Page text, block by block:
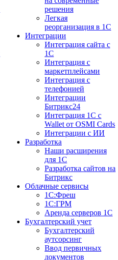
решения
Легкая
реорганизация в 1С
Интеграции
Интеграция сайта с
1С
Интеграция с
маркетплейсами
Интеграция с
телефонией
Интеграции
Битрикс24
Интеграция 1С с
Wallet от OSMI Cards
Интеграции с ИИ
Разработка
Наши расширения
для 1С
Разработка сайтов на
Битрикс
Облачные сервисы
1С:Фреш
1С:ГРМ
Аренда серверов 1С
Бухгалтерский учет
Бухгалтерский
аутсорсинг
Ввод первичных
документов